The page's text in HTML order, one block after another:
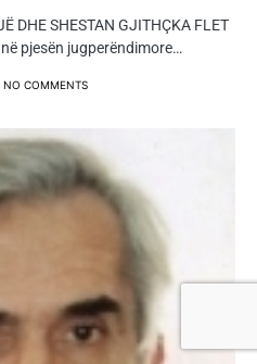
DHE SHESTAN GJITHÇKA FLET
pjesën jugperëndimore…
NO COMMENTS